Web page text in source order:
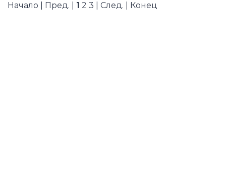
Начало | Пред. | 1 2 3 След. Конец